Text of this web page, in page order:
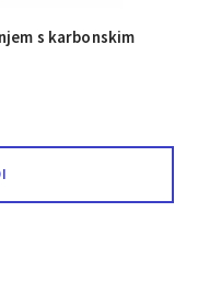
s karbonskim